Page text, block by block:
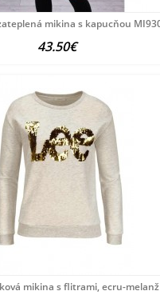
mikina s kapucňou
43.50€
mikina s flitrami, ecru-melanž